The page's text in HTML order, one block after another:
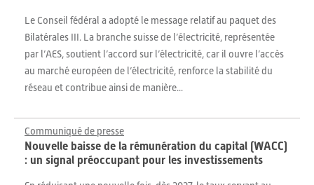
Le Conseil fédéral a adopté le message relatif au paquet des
Bilatérales III. La branche suisse de l’électricité, représentée
par l’AES, soutient l’accord sur l’électricité, car il ouvre l’accès
au marché européen de l’électricité, renforce la stabilité du
réseau et contribue ainsi de manière...
Communiqué de presse
Nouvelle baisse de la rémunération du capital (WACC)
: un signal préoccupant pour les investissements